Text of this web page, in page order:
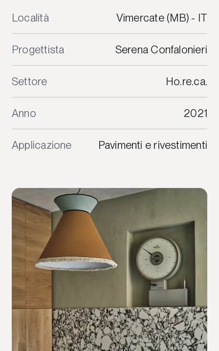
Località Vimercate (MB) - IT
Progettista Serena Confalonieri
Settore Ho.re.ca.
Anno 2021
Applicazione Pavimenti e rivestimenti